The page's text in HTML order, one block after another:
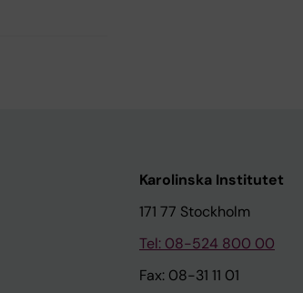
Karolinska Institutet
171 77 Stockholm
Tel: 08-524 800 00
Fax: 08-31 11 01